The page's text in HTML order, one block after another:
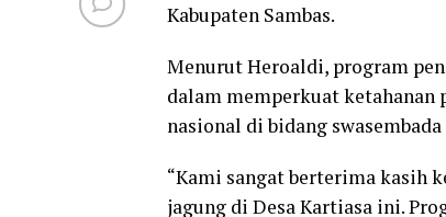
Kabupaten Sambas.
Menurut Heroaldi, program
dalam memperkuat ketahanan
nasional di bidang swasembada
“Kami sangat berterima kasih
jagung di Desa Kartiasa ini.